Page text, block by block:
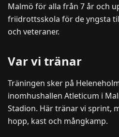
Malmö för alla från 7 år och
friidrottsskola för de yngsta
och veteraner.
Var vi tränar
Träningen sker på
inomhushallen Atleticum i
Stadion. Här tränar vi sprint,
hopp, kast och mångkamp.